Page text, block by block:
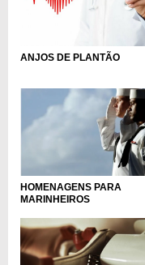
ANJOS DE PLANTÃO
HOMENAGENS PARA
MARINHEIROS